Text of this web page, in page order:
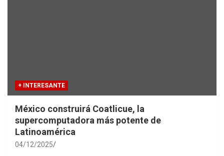
+ INTERESANTE
México construirá Coatlicue, la
supercomputadora más potente de
Latinoamérica
04/12/2025